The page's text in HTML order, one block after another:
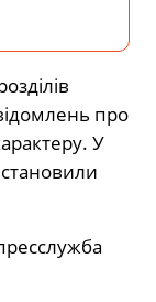
про
У